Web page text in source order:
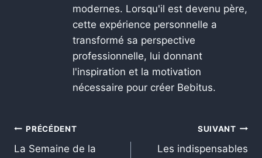
modernes. Lorsqu'il est devenu père,
cette expérience personnelle a
transformé sa perspective
professionnelle, lui donnant
l'inspiration et la motivation
nécessaire pour créer Bebitus.
PRÉCÉDENT
La Semaine de la
SUIVANT
Les indispensables